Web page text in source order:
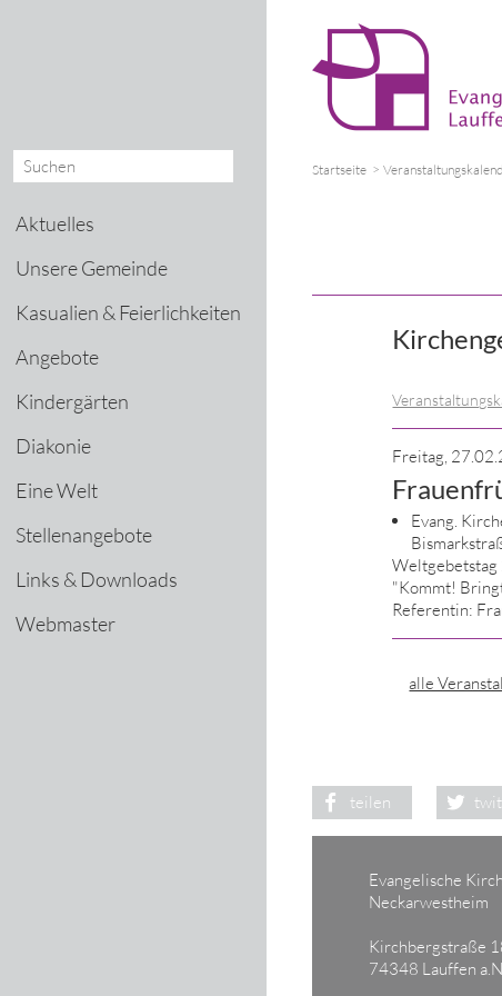
Startseite
Freitag,
Evang.
"Kommt!
Referentin:
alle
teilen
Evangelische
Neckarwestheim
Kirchbergstraße
74348 Lauffen
Aktuelles
Unsere Gemeinde
Kasualien & Feierlichkeiten
Angebote
Kindergärten
Diakonie
Eine Welt
Stellenangebote
Links & Downloads
Webmaster